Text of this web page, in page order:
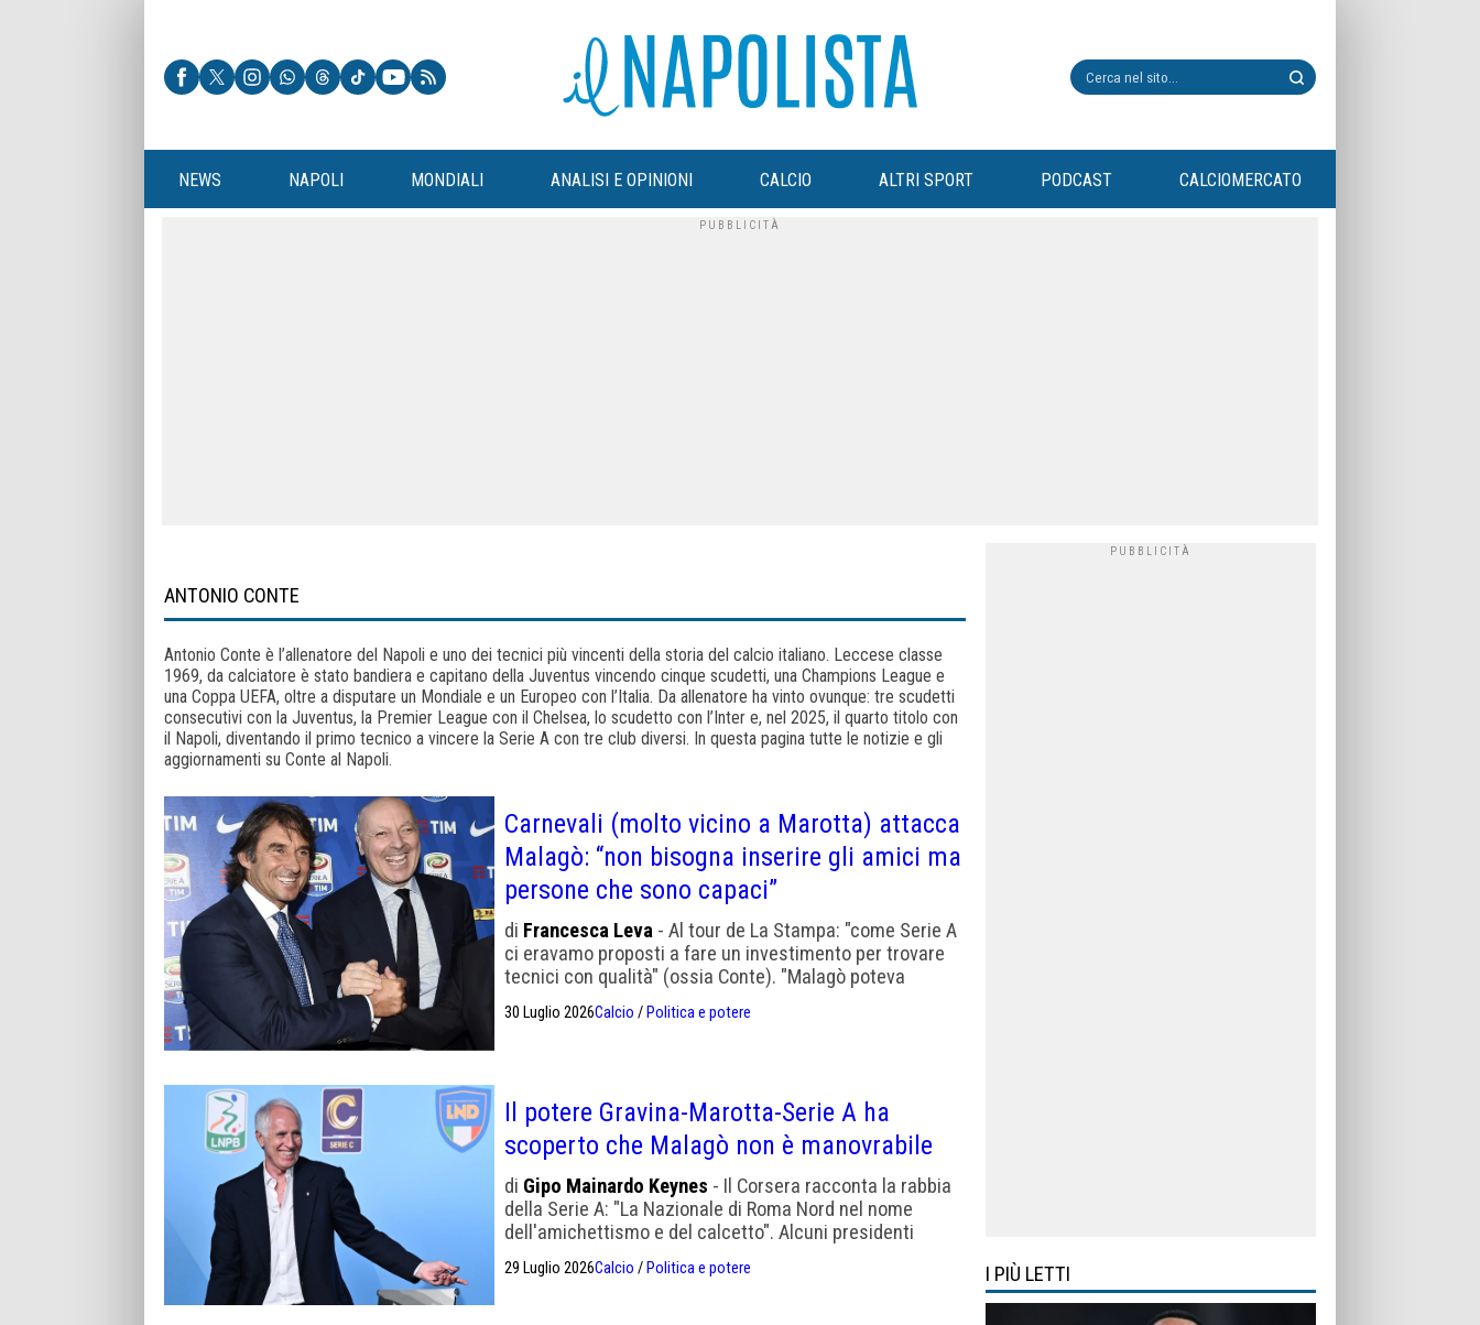
NEWS NAPOLI MONDIALI ANALISI E OPINIONI CALCIO ALTRI SPORT PODCAST CALCIOMERCATO
ANTONIO CONTE
Antonio Conte è l’allenatore del Napoli e uno dei tecnici più vincenti della storia del calcio italiano. Leccese classe
1969, da calciatore è stato bandiera e capitano della Juventus vincendo cinque scudetti, una Champions League e
una Coppa UEFA, oltre a disputare un Mondiale e un Europeo con l’Italia. Da allenatore ha vinto ovunque: tre scudetti
consecutivi con la Juventus, la Premier League con il Chelsea, lo scudetto con l’Inter e, nel 2025, il quarto titolo con
il Napoli, diventando il primo tecnico a vincere la Serie A con tre club diversi. In questa pagina tutte le notizie e gli
aggiornamenti su Conte al Napoli.
Carnevali (molto vicino a Marotta) attacca
Malagò: “non bisogna inserire gli amici ma
persone che sono capaci”
di Francesca Leva - Al tour de La Stampa: "come Serie A
ci eravamo proposti a fare un investimento per trovare
tecnici con qualità" (ossia Conte). "Malagò poteva
30 Luglio 2026Calcio / Politica e potere
Il potere Gravina-Marotta-Serie A ha
scoperto che Malagò non è manovrabile
di Gipo Mainardo Keynes - Il Corsera racconta la rabbia
della Serie A: "La Nazionale di Roma Nord nel nome
dell'amichettismo e del calcetto". Alcuni presidenti
appoggio
29 Luglio 2026Calcio / Politica e potere I PIÙ LETTI